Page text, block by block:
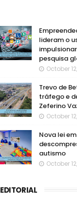
lideram o
pesquisa
October
Trevo de
tráfego e
Zeferino
October
Nova lei
autismo
October
EDITORIAL